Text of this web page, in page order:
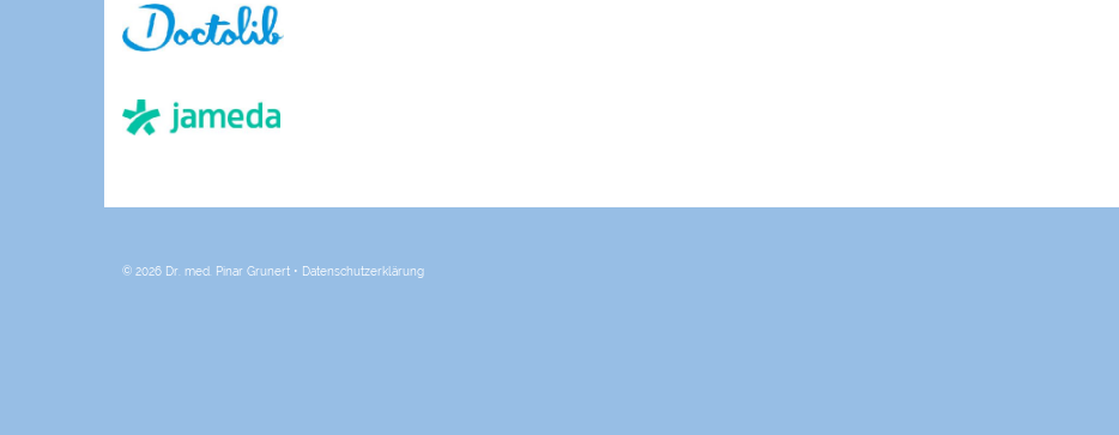
© 2026 Dr. med. Pinar Grunert • Datenschutzerklärung